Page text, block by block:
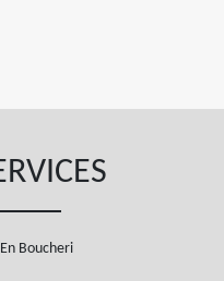
Boucheri